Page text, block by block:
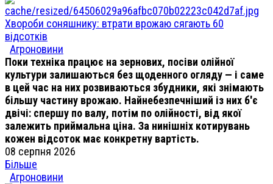
Хвороби соняшнику: втрати врожаю сягають 60
відсотків
Агроновини
Поки техніка працює на зернових, посіви олійної
культури залишаються без щоденного огляду — і саме
в цей час на них розвиваються збудники, які знімають
більшу частину врожаю. Найнебезпечніший із них б'є
двічі: спершу по валу, потім по олійності, від якої
залежить приймальна ціна. За нинішніх котирувань
кожен відсоток має конкретну вартість.
08 серпня 2026
Більше
Агроновини